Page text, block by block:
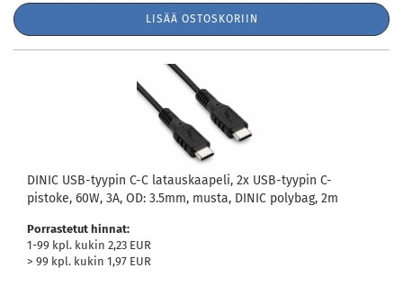
LISÄÄ OSTOSKORIIN
DINIC USB-tyypin C-C latauskaapeli, 2x USB-tyypin C-
pistoke, 60W, 3A, OD: 3.5mm, musta, DINIC polybag, 2m
Porrastetut hinnat:
1-99 kpl. kukin 2,23 EUR
> 99 kpl. kukin 1,97 EUR